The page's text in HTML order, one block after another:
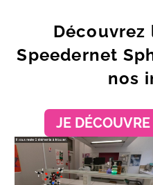
Découvrez
Speedernet
nos
JE DÉCOUVRE